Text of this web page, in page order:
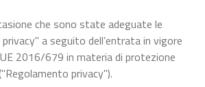
che sono state adeguate le
a seguito dell’entrata in vigore
2016/679 in materia di protezione
privacy").